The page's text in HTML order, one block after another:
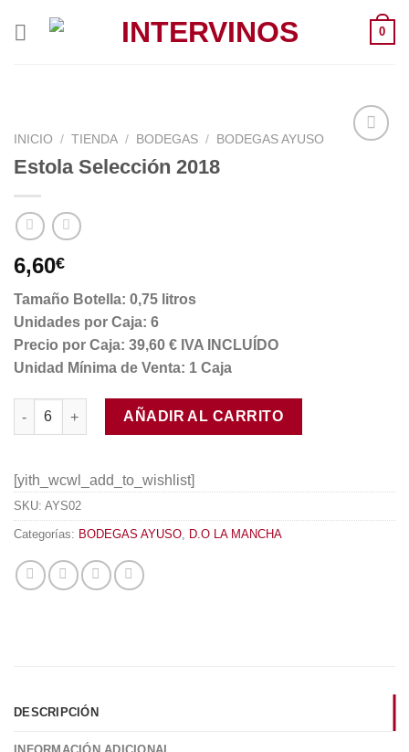
0
INICIO / TIENDA / BODEGAS / BODEGAS AYUSO
Estola Selección 2018
6,60€
Tamaño Botella: 0,75 litros
Unidades por Caja: 6
Precio por Caja: 39,60 € IVA INCLUÍDO
Unidad Mínima de Venta: 1 Caja
Estola Selección 2018 cantidad
AÑADIR AL CARRITO
[yith_wcwl_add_to_wishlist]
SKU: AYS02
Categorías: BODEGAS AYUSO, D.O LA MANCHA
DESCRIPCIÓN